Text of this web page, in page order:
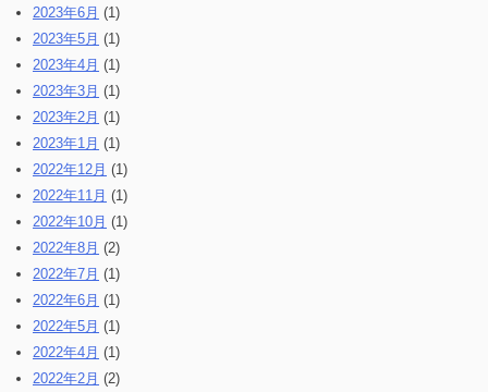
2023年6月 (1)
2023年5月 (1)
2023年4月 (1)
2023年3月 (1)
2023年2月 (1)
2023年1月 (1)
2022年12月 (1)
2022年11月 (1)
2022年10月 (1)
2022年8月 (2)
2022年7月 (1)
2022年6月 (1)
2022年5月 (1)
2022年4月 (1)
2022年2月 (2)